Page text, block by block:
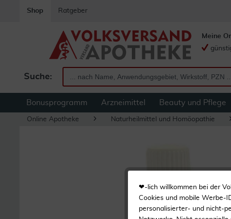
Shop Ratgeber
Suche:
Meine
Bonusprogramm Arzneimittel Beauty und Pflege
Online Apotheke Naturheilmittel und Homöopathie
❤-lich willkommen bei der
Cookies und mobile Werbe-
personalisierter- und nicht-